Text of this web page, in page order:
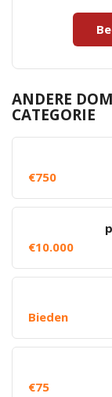
ANDERE
CATEGORIE
€750
€10.000
Bieden
€75